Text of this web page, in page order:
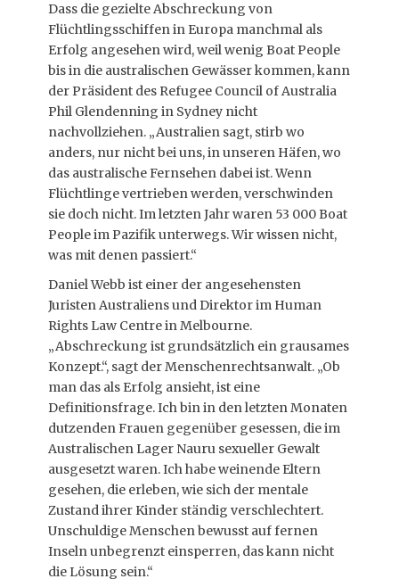
Dass die gezielte Abschreckung von
Flüchtlingsschiffen in Europa manchmal als
Erfolg angesehen wird, weil wenig Boat People
bis in die australischen Gewässer kommen, kann
der Präsident des Refugee Council of Australia
Phil Glendenning in Sydney nicht
nachvollziehen. „Australien sagt, stirb wo
anders, nur nicht bei uns, in unseren Häfen, wo
das australische Fernsehen dabei ist. Wenn
Flüchtlinge vertrieben werden, verschwinden
sie doch nicht. Im letzten Jahr waren 53 000 Boat
People im Pazifik unterwegs. Wir wissen nicht,
was mit denen passiert.“
Daniel Webb ist einer der angesehensten
Juristen Australiens und Direktor im Human
Rights Law Centre in Melbourne.
„Abschreckung ist grundsätzlich ein grausames
Konzept.“, sagt der Menschenrechtsanwalt. „Ob
man das als Erfolg ansieht, ist eine
Definitionsfrage. Ich bin in den letzten Monaten
dutzenden Frauen gegenüber gesessen, die im
Australischen Lager Nauru sexueller Gewalt
ausgesetzt waren. Ich habe weinende Eltern
gesehen, die erleben, wie sich der mentale
Zustand ihrer Kinder ständig verschlechtert.
Unschuldige Menschen bewusst auf fernen
Inseln unbegrenzt einsperren, das kann nicht
die Lösung sein.“